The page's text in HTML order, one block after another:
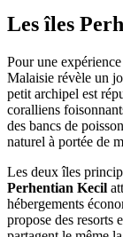
Les îles
Pour une
Malaisie révèle un
petit archipel est
coralliens
des bancs de
naturel à portée de
Les deux îles
Perhentian Kecil
hébergements
propose des resorts